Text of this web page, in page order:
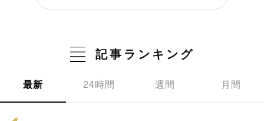
記事ランキング
最新 24時間 週間 月間